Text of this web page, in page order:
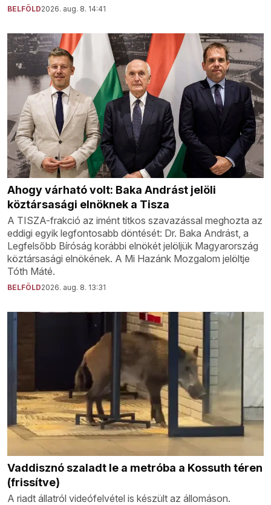
BELFÖLD2026. aug. 8. 14:41
Ahogy várható volt: Baka Andrást jelöli
köztársasági elnöknek a Tisza
A TISZA-frakció az imént titkos szavazással meghozta az
eddigi egyik legfontosabb döntését: Dr. Baka Andrást, a
Legfelsőbb Bíróság korábbi elnökét jelöljük Magyarország
köztársasági elnökének. A Mi Hazánk Mozgalom jelöltje
Tóth Máté.
BELFÖLD2026. aug. 8. 13:31
Vaddisznó szaladt le a metróba a Kossuth téren
(frissítve)
A riadt állatról videófelvétel is készült az állomáson.